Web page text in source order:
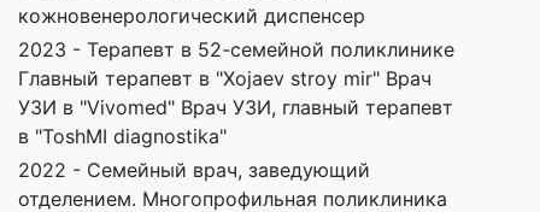
кожновенерологический диспенсер
2023 - Терапевт в 52-семейной поликлинике
Главный терапевт в "Xojaev stroy mir" Врач
УЗИ в "Vivomed" Врач УЗИ, главный терапевт
в "ToshMI diagnostika"
2022 - Семейный врач, заведующий
отделением. Многопрофильная поликлиника